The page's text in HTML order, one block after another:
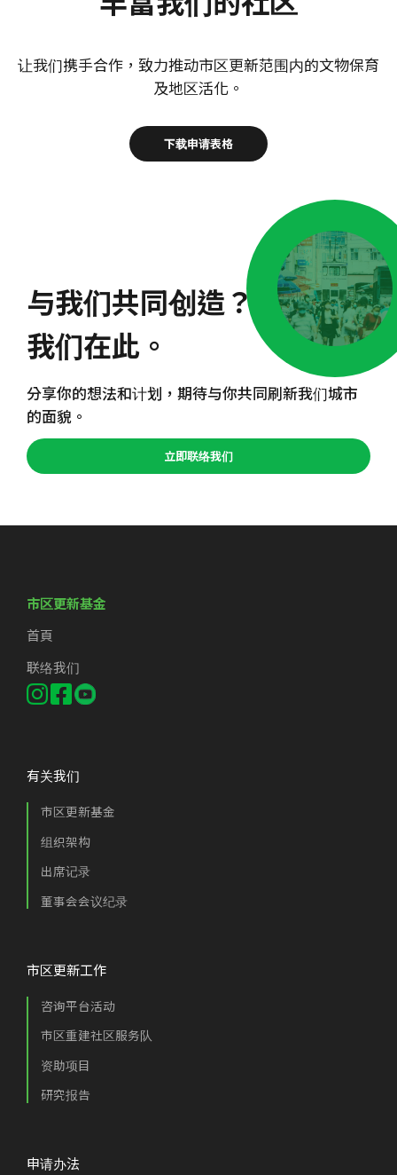
让我们携手合作，致力推动市区更新范围内的文物保育
及地区活化。
下载申请表格
与我们共同创造？
我们在此。
分享你的想法和计划，期待与你共同刷新我们城市
的面貌。
立即联络我们
市区更新基金
首頁
联络我们
有关我们
市区更新基金
组织架构
出席记录
董事会会议纪录
市区更新工作
咨询平台活动
市区重建社区服务队
资助项目
研究报告
申请办法